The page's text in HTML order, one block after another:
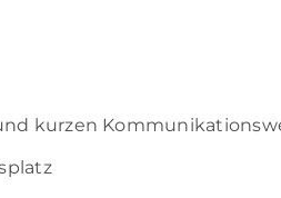
kurzen